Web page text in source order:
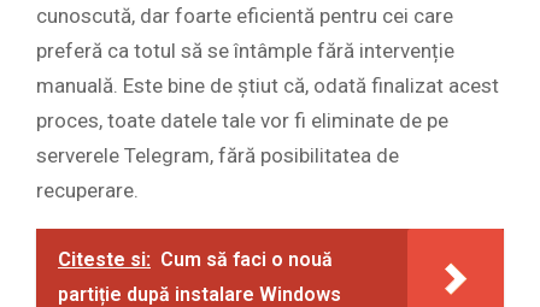
cunoscută, dar foarte eficientă pentru cei care
preferă ca totul să se întâmple fără intervenție
manuală. Este bine de știut că, odată finalizat acest
proces, toate datele tale vor fi eliminate de pe
serverele Telegram, fără posibilitatea de
recuperare.
Citeste si: Cum să faci o nouă
partiție după instalare Windows